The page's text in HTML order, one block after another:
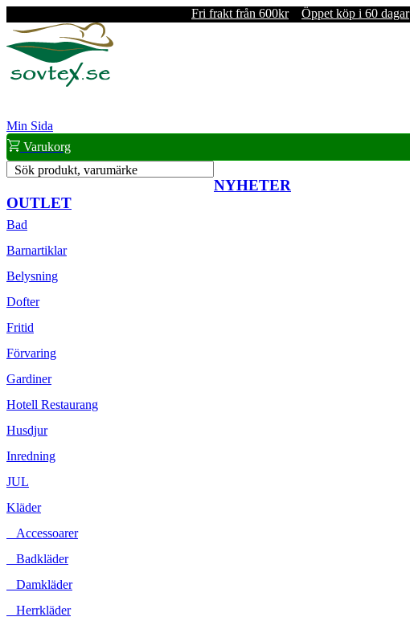
Fri frakt från 600kr Öppet köp i 60 dagar
Min Sida
Varukorg
Sök produkt, varumärke
NYHETER
OUTLET
Bad
Barnartiklar
Belysning
Dofter
Fritid
Förvaring
Gardiner
Hotell Restaurang
Husdjur
Inredning
JUL
Kläder
Accessoarer
Badkläder
Damkläder
Herrkläder